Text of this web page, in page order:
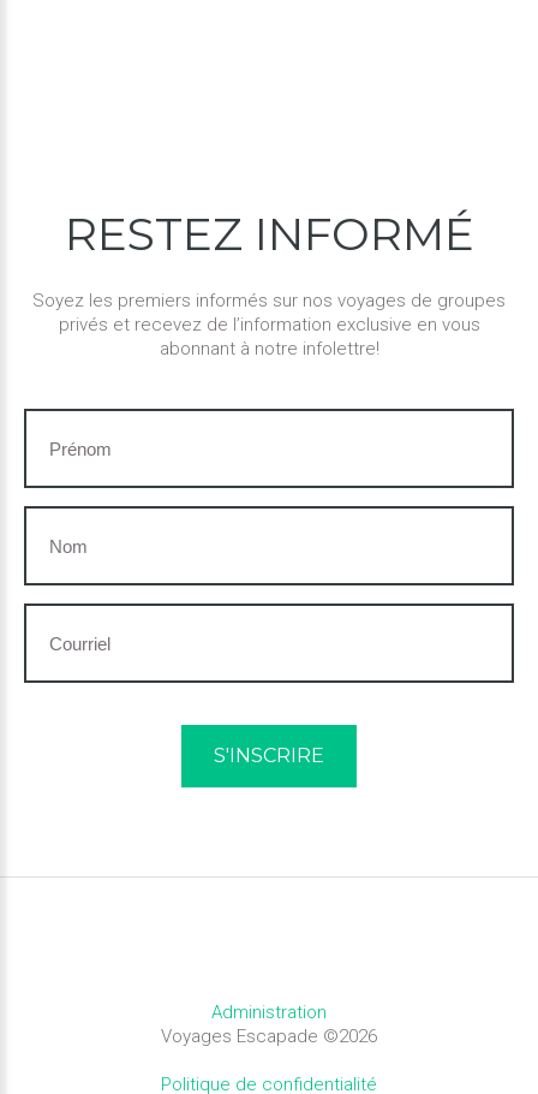
RESTEZ INFORMÉ
Soyez les premiers informés sur nos voyages de groupes
privés et recevez de l’information exclusive en vous
abonnant à notre infolettre!
Administration
Voyages Escapade ©2026
Politique de confidentialité